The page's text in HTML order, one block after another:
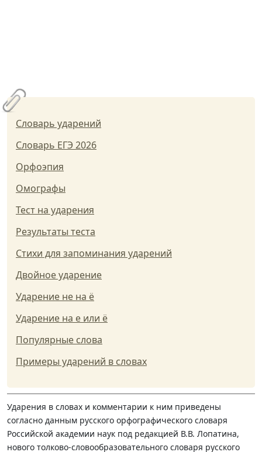
Словарь ударений
Словарь ЕГЭ 2026
Орфоэпия
Омографы
Тест на ударения
Результаты теста
Стихи для запоминания ударений
Двойное ударение
Ударение не на ё
Ударение на е или ё
Популярные слова
Примеры ударений в словах
Ударения в словах и комментарии к ним приведены
согласно данным русского орфографического словаря
Российской академии наук под редакцией В.В. Лопатина,
нового толково-словообразовательного словаря русского